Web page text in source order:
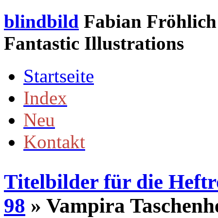
blindbild Fabian
Fantastic Illustrations
Startseite
Index
Neu
Kontakt
Titelbilder für die
98 » Vampira